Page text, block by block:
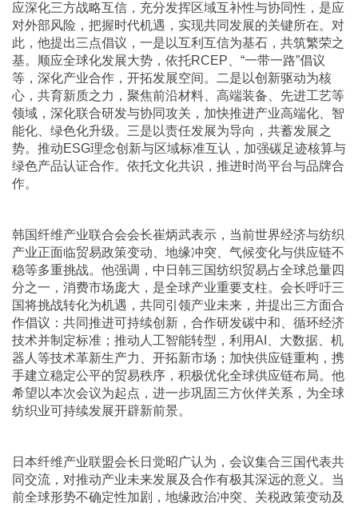
应深化三方战略互信，充分发挥区域互补性与协同性，是应
对外部风险，把握时代机遇，实现共同发展的关键所在。对
此，他提出三点倡议，一是以互利互信为基石，共筑繁荣之
基。顺应全球化发展大势，依托RCEP、“一带一路”倡议
等，深化产业合作，开拓发展空间。二是以创新驱动为核
心，共育新质之力，聚焦前沿材料、高端装备、先进工艺等
领域，深化联合研发与协同攻关，加快推进产业高端化、智
能化、绿色化升级。三是以责任发展为导向，共蓄发展之
势。推动ESG理念创新与区域标准互认，加强碳足迹核算与
绿色产品认证合作。依托文化共识，推进时尚平台与品牌合
作。
韩国纤维产业联合会会长崔炳武表示，当前世界经济与纺织
产业正面临贸易政策变动、地缘冲突、气候变化与供应链不
稳等多重挑战。他强调，中日韩三国纺织贸易占全球总量四
分之一，消费市场庞大，是全球产业重要支柱。会长呼吁三
国将挑战转化为机遇，共同引领产业未来，并提出三方面合
作倡议：共同推进可持续创新，合作研发碳中和、循环经济
技术并制定标准；推动人工智能转型，利用AI、大数据、机
器人等技术革新生产力、开拓新市场；加快供应链重构，携
手建立稳定公平的贸易秩序，积极优化全球供应链布局。他
希望以本次会议为起点，进一步巩固三方伙伴关系，为全球
纺织业可持续发展开辟新前景。
日本纤维产业联盟会长日觉昭广认为，会议集合三国代表共
同交流，对推动产业未来发展及合作有极其深远的意义。当
前全球形势不确定性加剧，地缘政治冲突、关税政策变动及